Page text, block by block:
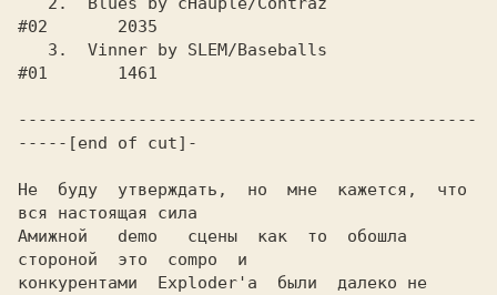
#02       2035
#01       1461
----------------------------------------------
-----[end of cut]-
Не  буду  утверждать,  но  мне  кажется,  что
вся настоящая сила
Амижной   demo   сцены  как  то  обошла
стороной  это  compo  и
конкурентами  Exploder'а  были  далеко не